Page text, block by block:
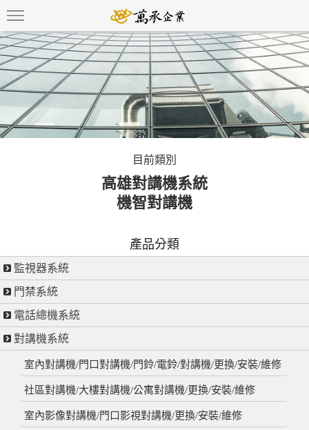
目前類別
高雄對講機系統
機智對講機
產品分類
監視器系統
門禁系統
電話總機系統
對講機系統
室內對講機/門口對講機/門鈴/電鈴/對講機/更換/安裝/維修
社區對講機/大樓對講機/公寓對講機/更換/安裝/維修
室內影像對講機/門口影視對講機/更換/安裝/維修